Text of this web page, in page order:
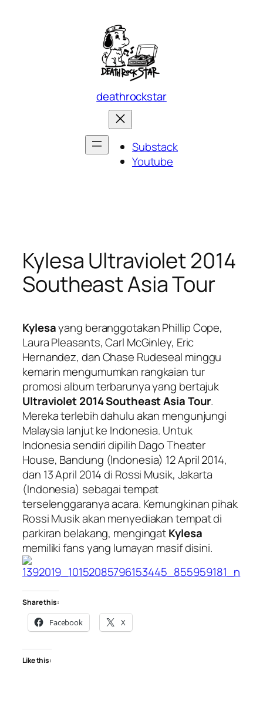
deathrockstar
Substack
Youtube
Kylesa Ultraviolet 2014
Southeast Asia Tour
Kylesayang beranggotakan Phillip Cope,
Laura Pleasants, Carl McGinley, Eric
Hernandez, dan Chase Rudeseal minggu
kemarin mengumumkan rangkaian tur
promosi album terbarunya yang bertajuk
Ultraviolet 2014 Southeast Asia Tour.
Mereka terlebih dahulu akan mengunjungi
Malaysia lanjut ke Indonesia. Untuk
Indonesia sendiri dipilih Dago Theater
House, Bandung (Indonesia) 12 April 2014,
dan 13 April 2014 di Rossi Musik, Jakarta
(Indonesia) sebagai tempat
terselenggaranya acara. Kemungkinan pihak
Rossi Musik akan menyediakan tempat di
parkiran belakang, mengingatKylesa
memiliki fans yang lumayan masif disini.
Share this:
Facebook X
Like this: